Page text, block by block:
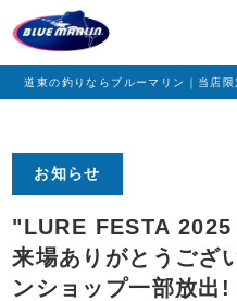
道東の釣りならブルーマリン｜当店
お知らせ
"LURE FESTA
来場ありがとうござ
ンショップ一部放出!